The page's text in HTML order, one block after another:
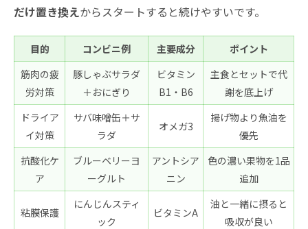
だけ置き換えからスタートすると続けやすいです。
目的 コンビニ例 主要成分
ポイント
筋肉の疲
労対策
豚しゃぶサラダ
＋おにぎり
ビタミン
B1・B6
主食とセットで代
謝を底上げ
ドライア
イ対策
サバ味噌缶＋サ
ラダ
オメガ3
揚げ物より魚油を
優先
抗酸化ケ
ア
ブルーベリーヨ
ーグルト
アントシア
ニン
色の濃い果物を1品
追加
粘膜保護
にんじんスティ
ック
ビタミンA
油と一緒に摂ると
吸収が良い